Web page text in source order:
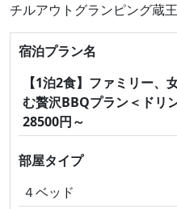
チルアウトグランピング蔵王
宿泊プラン名
【1泊2食】ファミリー、
む贅沢BBQプラン＜ドリ
28500円～
部屋タイプ
４ベッド